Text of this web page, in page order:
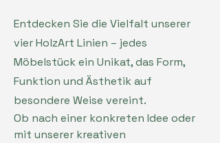
Entdecken Sie die Vielfalt unserer
vier HolzArt Linien – jedes
Möbelstück ein Unikat, das Form,
Funktion und Ästhetik auf
besondere Weise vereint.
Ob nach einer konkreten Idee oder
mit unserer kreativen